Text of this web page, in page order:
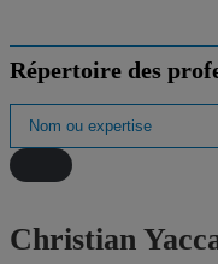
Répertoire des
Christian